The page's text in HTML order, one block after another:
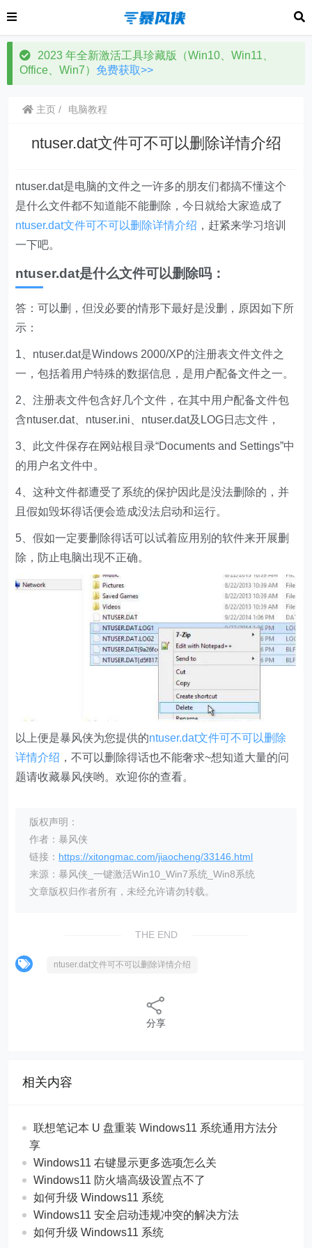
2023 年全新激活工具珍藏版（Win10、Win11、
Office、Win7） 免费获取>>
主页 电脑教程
ntuser.dat文件可不可以删除详情介绍
ntuser.dat是电脑的文件之一许多的朋友们都搞不懂这个
是什么文件都不知道能不能删除，今日就给大家造成了
ntuser.dat文件可不可以删除详情介绍 ，赶紧来学习培训
一下吧。
ntuser.dat是什么文件可以删除吗：
答：可以删，但没必要的情形下最好是没删，原因如下所
示：
1、ntuser.dat是Windows 2000/XP的注册表文件文件之
一，包括着用户特殊的数据信息，是用户配备文件之一。
2、注册表文件包含好几个文件，在其中用户配备文件包
含ntuser.dat、ntuser.ini、ntuser.dat及LOG日志文件，
3、此文件保存在网站根目录“Documents and Settings”中
的用户名文件中。
4、这种文件都遭受了系统的保护因此是没法删除的，并
且假如毁坏得话便会造成没法启动和运行。
5、假如一定要删除得话可以试着应用别的软件来开展删
除，防止电脑出现不正确。
以上便是暴风侠为您提供的ntuser.dat文件可不可以删除
详情介绍 ，不可以删除得话也不能奢求~想知道大量的问
题请收藏暴风侠哟。欢迎你的查看。
版权声明：
作者：暴风侠
链接： https://xitongmac.com/jiaocheng/33146.html
来源：暴风侠_一键激活Win10_Win7系统_Win8系统
文章版权归作者所有，未经允许请勿转载。
THE END
ntuser.dat文件可不可以删除详情介绍
分享
相关内容
联想笔记本 U 盘重装 Windows11 系统通用方法分
享
Windows11 右键显示更多选项怎么关
Windows11 防火墙高级设置点不了
如何升级 Windows11 系统
Windows11 安全启动违规冲突的解决方法
如何升级 Windows11 系统